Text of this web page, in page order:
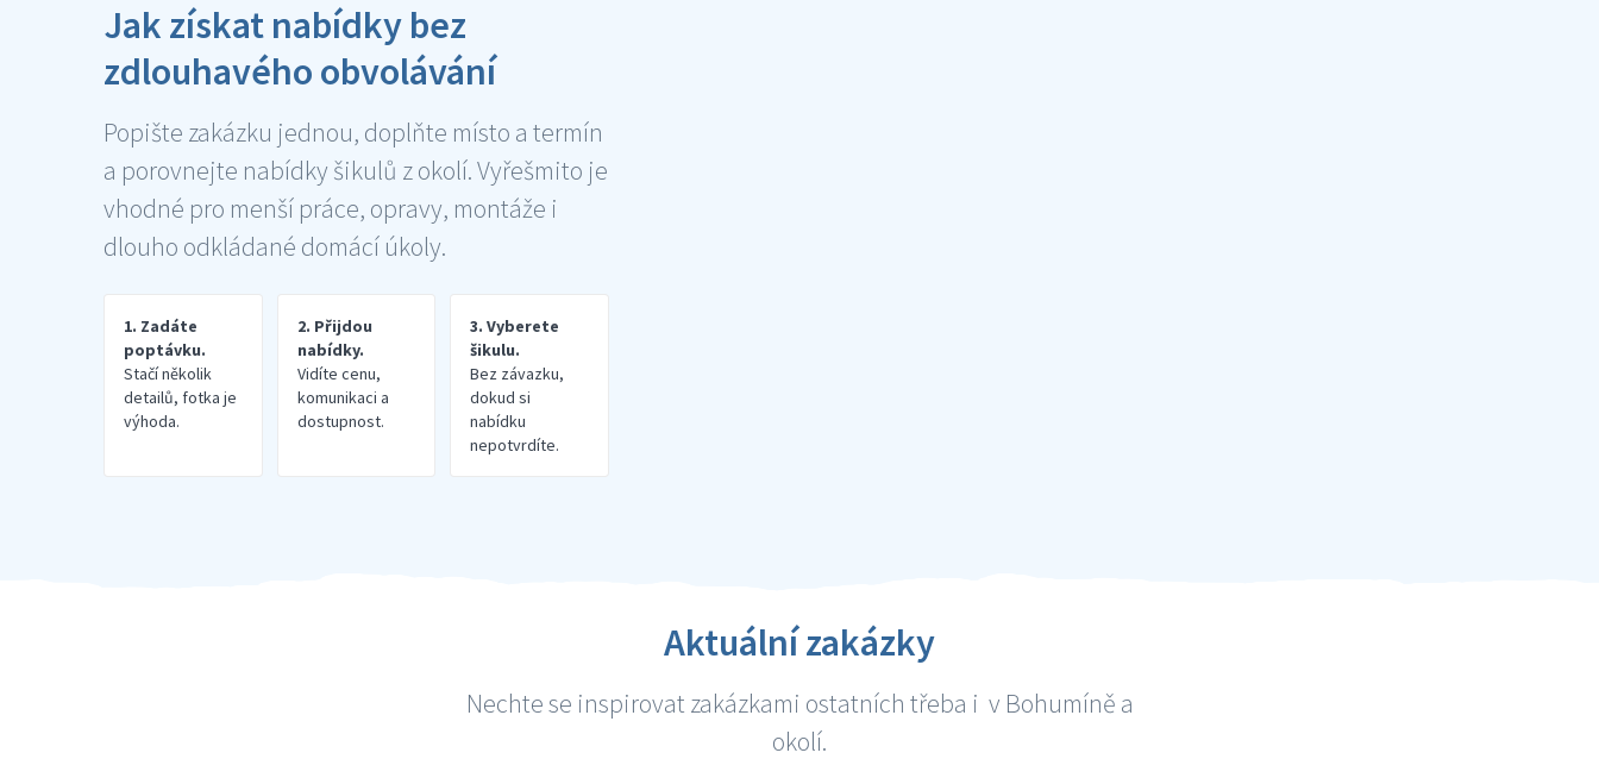
Jak získat nabídky bez
zdlouhavého obvolávání
Popište zakázku jednou, doplňte místo a termín
a porovnejte nabídky šikulů z okolí. Vyřešmito je
vhodné pro menší práce, opravy, montáže i
dlouho odkládané domácí úkoly.
1. Zadáte
poptávku.
Stačí několik
detailů, fotka je
výhoda.
2. Přijdou
nabídky.
Vidíte cenu,
komunikaci a
dostupnost.
3. Vyberete
šikulu.
Bez závazku,
dokud si
nabídku
nepotvrdíte.
Aktuální zakázky
Nechte se inspirovat zakázkami ostatních třeba i v Bohumíně a
okolí.